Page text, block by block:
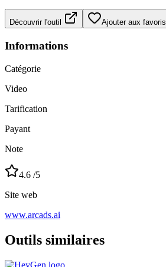
Découvrir l'outil Ajouter aux favoris
Informations
Catégorie
Video
Tarification
Payant
Note
4.6 /5
Site web
www.arcads.ai
Outils similaires